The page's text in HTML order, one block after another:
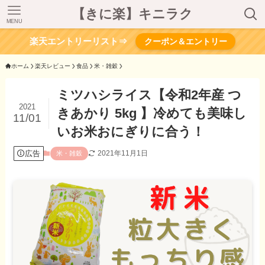
【きに楽】キニラク
MENU
楽天エントリーリスト⇒ クーポン＆エントリー
ホーム 楽天レビュー 食品 米・雑穀
ミツハシライス【令和2年産 つ
きあかり 5kg 】冷めても美味し
いお米おにぎりに合う！
2021
11/01
広告 米・雑穀 2021年11月1日